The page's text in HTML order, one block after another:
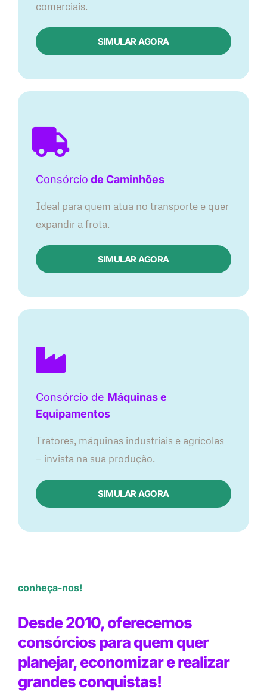
comerciais.
SIMULAR AGORA
Consórcio de Caminhões
Ideal para quem atua no transporte e quer
expandir a frota.
SIMULAR AGORA
Consórcio de Máquinas e
Equipamentos
Tratores, máquinas industriais e agrícolas
— invista na sua produção.
SIMULAR AGORA
conheça-nos!
Desde 2010, oferecemos
consórcios para quem quer
planejar, economizar e realizar
grandes conquistas!